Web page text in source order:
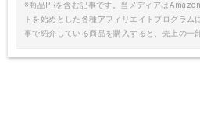
※商品PRを含む記事です。当メディアは
トを始めとした各種アフィリエイトプログラム
事で紹介している商品を購入すると、売上の一
Amazonで詳細を見る
楽天で詳細を見る